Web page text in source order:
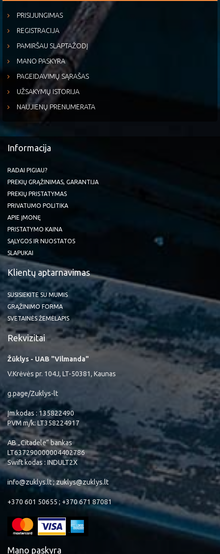
PRISIJUNGIMAS
REGISTRACIJA
PAMIRŠAU SLAPTAŽODĮ
MANO PASKYRA
PAGEIDAVIMŲ SĄRAŠAS
UŽSAKYMŲ ISTORIJA
NAUJIENŲ PRENUMERATA
Informacija
RADAI PIGIAU?
PREKIŲ GRĄŽINIMAS, GARANTIJA
PREKIŲ PRISTATYMAS
PRIVATUMO POLITIKA
APIE ĮMONĘ
PRISTATYMO KAINA
SĄLYGOS IR NUOSTATOS
SLAPUKAI
Klientų aptarnavimas
SUSISIEKITE SU MUMIS
GRĄŽINIMO FORMA
SVETAINĖS ŽEMĖLAPIS
Rekvizitai
Žūklys - UAB "Vilmanda"
V.Krėvės pr. 104J, LT-50381, Kaunas
g.page/Zuklys-lt
Įm.kodas : 135822490
PVM m/k: LT358224917
AB „Citadele“ bankas
LT637290000004402786
Swift kodas : INDULT2X
info@zuklys.lt ; zuklys@zuklys.lt
+370 601 50655 ; +370 671 87081
Mano paskyra